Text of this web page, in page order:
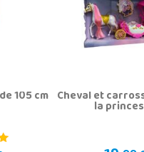
105 cm Cheval et
la